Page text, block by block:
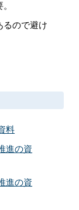
るので避け
料
進の資
進の資